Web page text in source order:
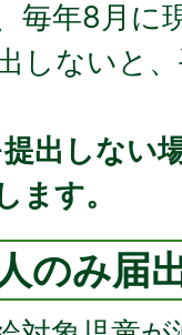
毎年8月に
しないと
出しない
ます。
のみ届